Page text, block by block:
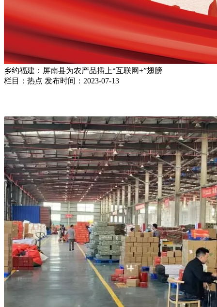
乡约福建：屏南县为农产品插上“互联网+”翅膀
栏目：热点 发布时间：2023-07-13